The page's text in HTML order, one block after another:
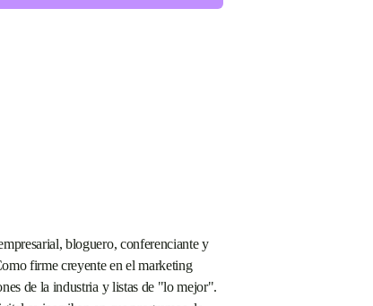
bloguero, conferenciante y
firme creyente en el marketing
de la industria y listas de "lo mejor".